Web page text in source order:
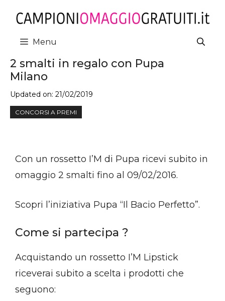
contenuto
Menu
2 smalti in regalo con Pupa
Milano
Updated on: 21/02/2019
CONCORSI A PREMI
Con un rossetto I’M di Pupa ricevi subito in
omaggio 2 smalti fino al 09/02/2016.
Scopri l’iniziativa Pupa “Il Bacio Perfetto”.
Come si partecipa ?
Acquistando un rossetto I’M Lipstick
riceverai subito a scelta i prodotti che
seguono: